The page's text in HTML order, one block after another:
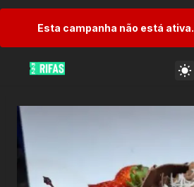
Esta campanha não está ativa.